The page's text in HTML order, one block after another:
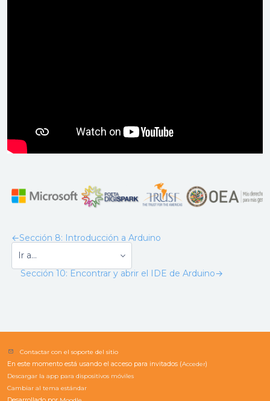
←Sección 8: Introducción a Arduino
→
Sección 10: Encontrar y abrir el IDE de Arduino
Contactar con el soporte del sitio
En este momento está usando el acceso para invitados (Acceder)
Descargar la app para dispositivos móviles
Cambiar al tema estándar